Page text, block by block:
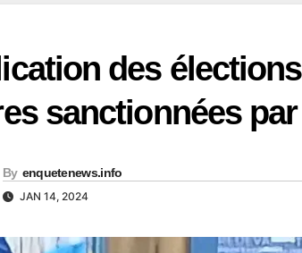
des
sanctionnées
By enquetenews.info
JAN 14, 2024